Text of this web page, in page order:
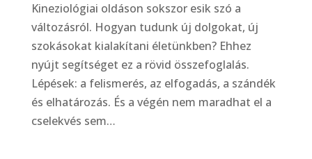
Kineziológiai oldáson sokszor esik szó a
változásról. Hogyan tudunk új dolgokat, új
szokásokat kialakítani életünkben? Ehhez
nyújt segítséget ez a rövid összefoglalás.
Lépések: a felismerés, az elfogadás, a szándék
és elhatározás. És a végén nem maradhat el a
cselekvés sem…